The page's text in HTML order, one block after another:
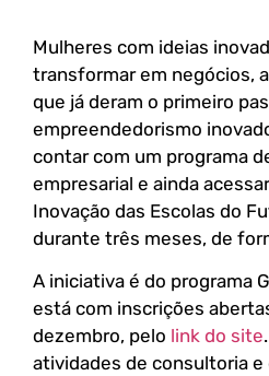
Mulheres com ideias
transformar em negócios,
que já deram o primeiro
empreendedorismo
contar com um programa
empresarial e ainda
Inovação das Escolas do
durante três meses, de
A iniciativa é do programa
está com inscrições
dezembro, pelo link do site
atividades de consultoria e